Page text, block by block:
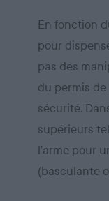
En fonction
pour
pas des
du permis
sécurité.
supérieurs
l’arme pour
(basculante